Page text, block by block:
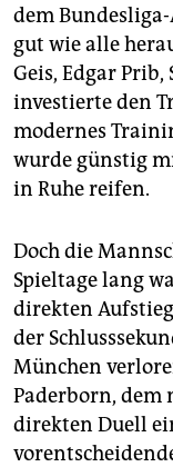
dem
gut wie alle
Geis, Edgar
investierte den
modernes
wurde günstig
in Ruhe reifen.
Doch die
Spieltage lang
direkten
der
München
Paderborn, dem
direkten Duell